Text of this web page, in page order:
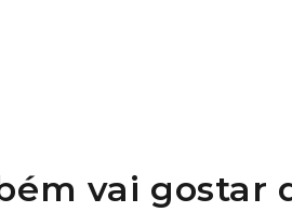
vai gostar